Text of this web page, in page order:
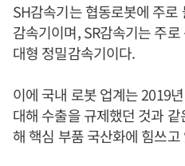
SH감속기는 협동로봇에 주로
감속기이며, SR감속기는 주
대형 정밀감속기이다.
이에 국내 로봇 업계는 2019
대해 수출을 규제했던 것과
해 핵심 부품 국산화에 힘쓰고